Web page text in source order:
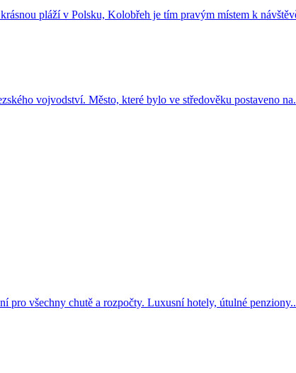
pláží v Polsku, Kolobřeh je tím pravým místem k
vojvodství. Město, které bylo ve středověku postaveno
pro všechny chutě a rozpočty. Luxusní hotely, útulné